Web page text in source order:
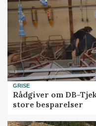
GRISE
Rådgiver om DB-
store besparelser